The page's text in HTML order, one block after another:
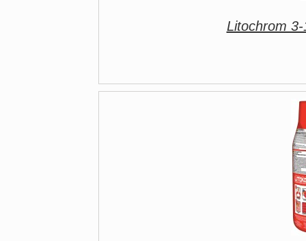
Litochrom